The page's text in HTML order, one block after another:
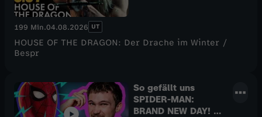
199 Min.04.08.2026 UT
HOUSE OF THE DRAGON: Der Drache im Winter /
Bespr
So gefällt uns
SPIDER-MAN:
BRAND NEW DAY! -